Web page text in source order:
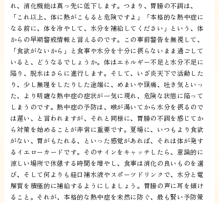
れ、消化機能は真っ先に低下します。つまり、胃腸の不調は、
「これ以上、体に熱がこもると危険ですよ」「本格的な熱中症に
なる前に、体を冷やして、水分を補給してください」という、体
からの早期警戒情報と言えるのです。この事前警告を無視して、
「食欲がないから」と食事や水分を十分に摂らないまま過ごして
いると、どうなるでしょうか。体はエネルギー不足と水分不足に
陥り、脱水はさらに進行します。そして、いざ炎天下で活動した
り、少し無理をしたりした途端に、めまいや頭痛、吐き気といっ
た、より明確な熱中症の症状が一気に現れ、危険な状態に陥って
しまうのです。熱中症の予防は、喉が渇いてから水分を摂るので
は遅い、と言われますが、それと同様に、胃腸の不調を感じてか
ら対策を始めることが非常に重要です。夏場に、いつもより食欲
がない、胃がもたれる、といった感覚があれば、それは体が発す
るイエローカードです。そのサインをキャッチしたら、意識的に
涼しい場所で休憩する時間を増やし、食事は消化の良いものを選
び、そして何よりも経口補水液やスポーツドリンクで、水分と電
解質を積極的に補給するようにしましょう。胃腸の声に耳を傾け
ること。それが、本格的な熱中症を未然に防ぐ、最も賢い予防策